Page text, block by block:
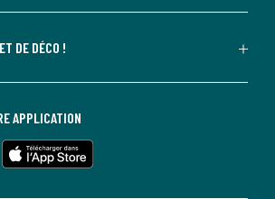
DE DÉCO !
APPLICATION